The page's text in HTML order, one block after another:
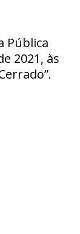
Pública
2021, às